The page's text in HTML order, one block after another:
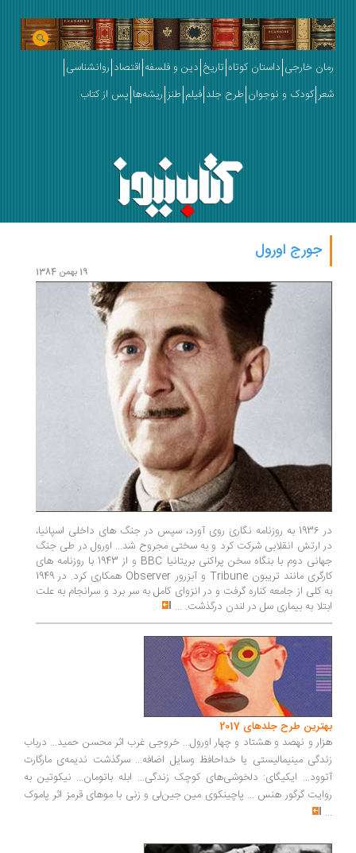
رمان خارجی داستان کوتاه تاریخ دین و فلسفه اقتصاد روانشناسی
شعر کودک و نوجوان طرح جلد فیلم طنز ریشه‌ها پس از کتاب
جورج اورول
19 بهمن 1384
در 1936 به روزنامه ­نگاری روی آورد، سپس در جنگ های داخلی اسپانیا،
در ارتش انقلابی شرکت کرد و به سختی مجروح شد... اورول در طی جنگ
جهانی دوم با بنگاه سخن پراکنی بریتانیا BBC و از 1943 با روزنامه­ های
کارگری مانند تریبون Tribune و آبزرور Observer همکاری کرد. در 1949
به کلی از جامعه کناره گرفت و در انزوای کامل به سر برد و سرانجام به علت
ابتلا به بیماری سل در لندن درگذشت. ...
بهترین طرح جلدهای 2017
هزار و نهصد و هشتاد و چهار اورول... خروجی غرب اثر محسن حمید... درباب
زندگی مینیمالیستی یا خداحافظ وسایل اضافه... سرگذشت ندیمه‌ی مارگارت
آتوود... ایکیگای: دلخوشی‌های کوچک زندگی... ابله باتومان... نیکوتین به
روایت گرگور هنس‏‫ ... پاچینکوی مین جین‌لی و زنی با موهای قرمز اثر پاموک
...